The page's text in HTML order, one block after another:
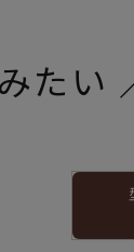
たい